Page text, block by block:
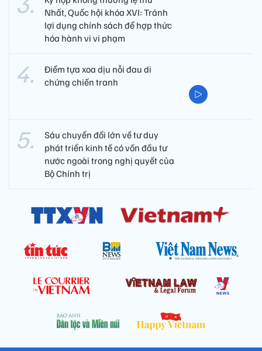
Nhất, Quốc hội khóa XVI: Tránh
lợi dụng chính sách để hợp thức
hóa hành vi vi phạm
Điểm tựa xoa dịu nỗi đau di
chứng chiến tranh
Sáu chuyển đổi lớn về tư duy
phát triển kinh tế có vốn đầu tư
nước ngoài trong nghị quyết của
Bộ Chính trị